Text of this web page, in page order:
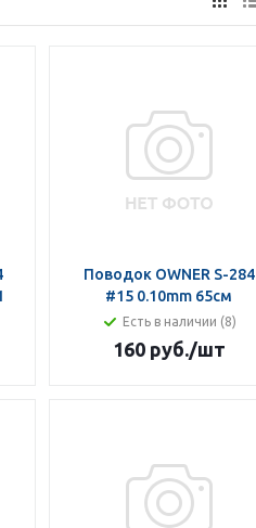
Поводок OWNER S-284
#15 0.10mm 65см
Есть в наличии (8)
160 руб./шт